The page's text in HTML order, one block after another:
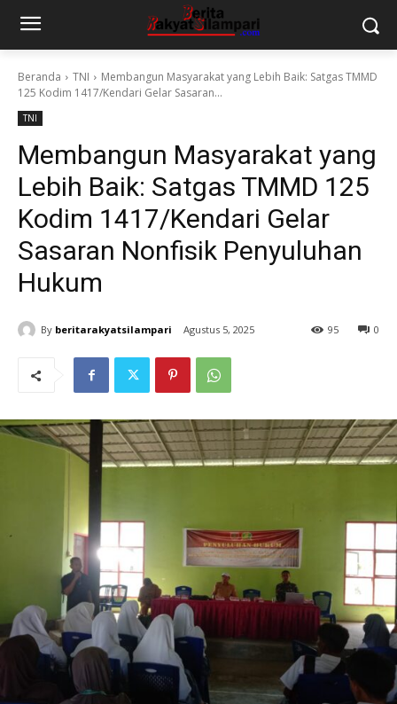
Beranda TNI
Membangun Masyarakat yang Lebih Baik: Satgas TMMD
125 Kodim 1417/Kendari Gelar Sasaran...
TNI
Membangun Masyarakat yang
Lebih Baik: Satgas TMMD 125
Kodim 1417/Kendari Gelar
Sasaran Nonfisik Penyuluhan
Hukum
By beritarakyatsilampari Agustus 5, 2025 0
95